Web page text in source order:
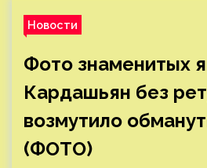
Новости
Фото знаменитых
Кардашьян без
возмутило
(ФОТО)